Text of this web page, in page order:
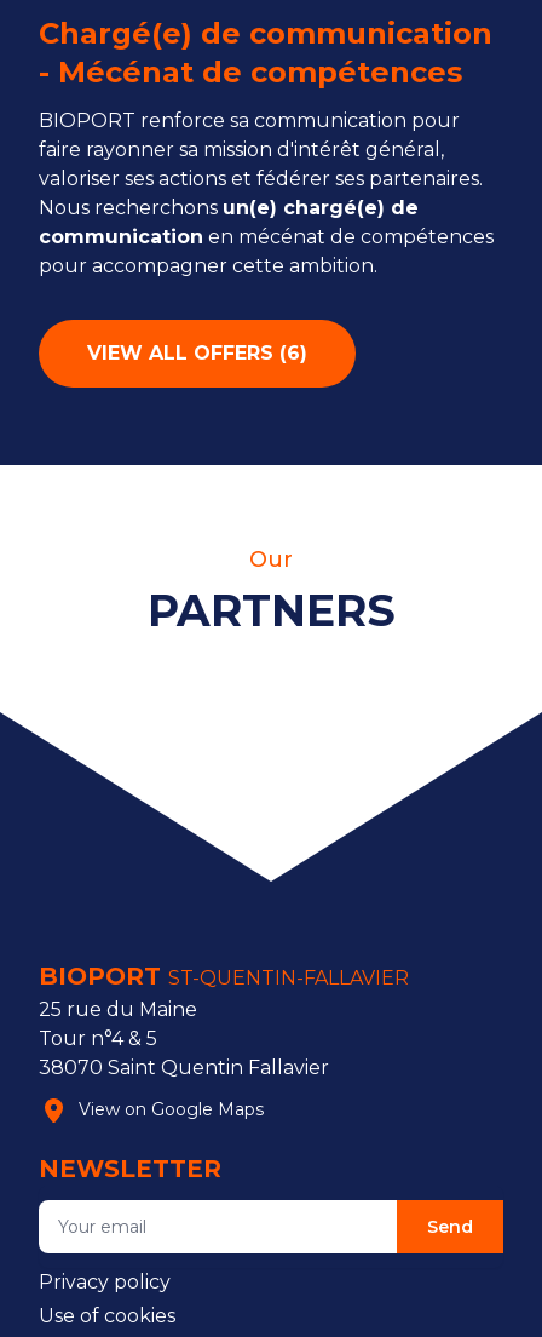
Chargé(e) de communication
- Mécénat de compétences
BIOPORT renforce sa communication pour
faire rayonner sa mission d'intérêt général,
valoriser ses actions et fédérer ses partenaires.
Nous recherchons un(e) chargé(e) de
communication en mécénat de compétences
pour accompagner cette ambition.
VIEW ALL OFFERS (6)
Our
PARTNERS
BIOPORT ST-QUENTIN-FALLAVIER
25 rue du Maine
Tour n°4 & 5
38070 Saint Quentin Fallavier
View on Google Maps
NEWSLETTER
Send
Privacy policy
Use of cookies